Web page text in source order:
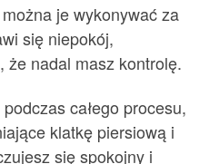
je wykonywać za
się niepokój,
że nadal masz kontrolę.
całego procesu,
klatkę piersiową i
się spokojny i